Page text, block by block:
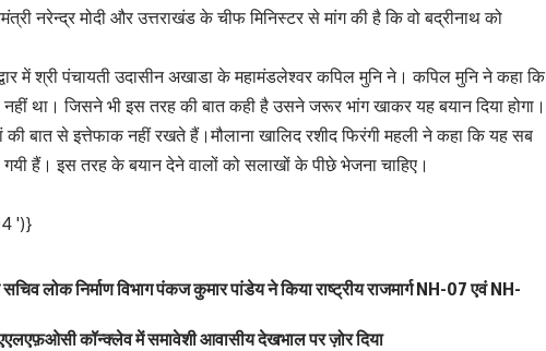
नरेन्द्र मोदी और उत्तराखंड के चीफ मिनिस्टर से मांग की है कि वो बद्रीनाथ को
में श्री पंचायती उदासीन अखाडा के महामंडलेश्वर कपिल मुनि ने। कपिल मुनि ने कहा कि
नहीं था। जिसने भी इस तरह की बात कही है उसने जरूर भांग खाकर यह बयान दिया होगा।
बात से इत्तेफाक नहीं रखते हैं।मौलाना खालिद रशीद फिरंगी महली ने कहा कि यह सब
हैं। इस तरह के बयान देने वालों को सलाखों के पीछे भेजना चाहिए।
')}
सचिव लोक निर्माण विभाग पंकज कुमार पांडेय ने किया राष्ट्रीय राजमार्ग NH-07 एवं NH-
कॉन्क्लेव में समावेशी आवासीय देखभाल पर ज़ोर दिया